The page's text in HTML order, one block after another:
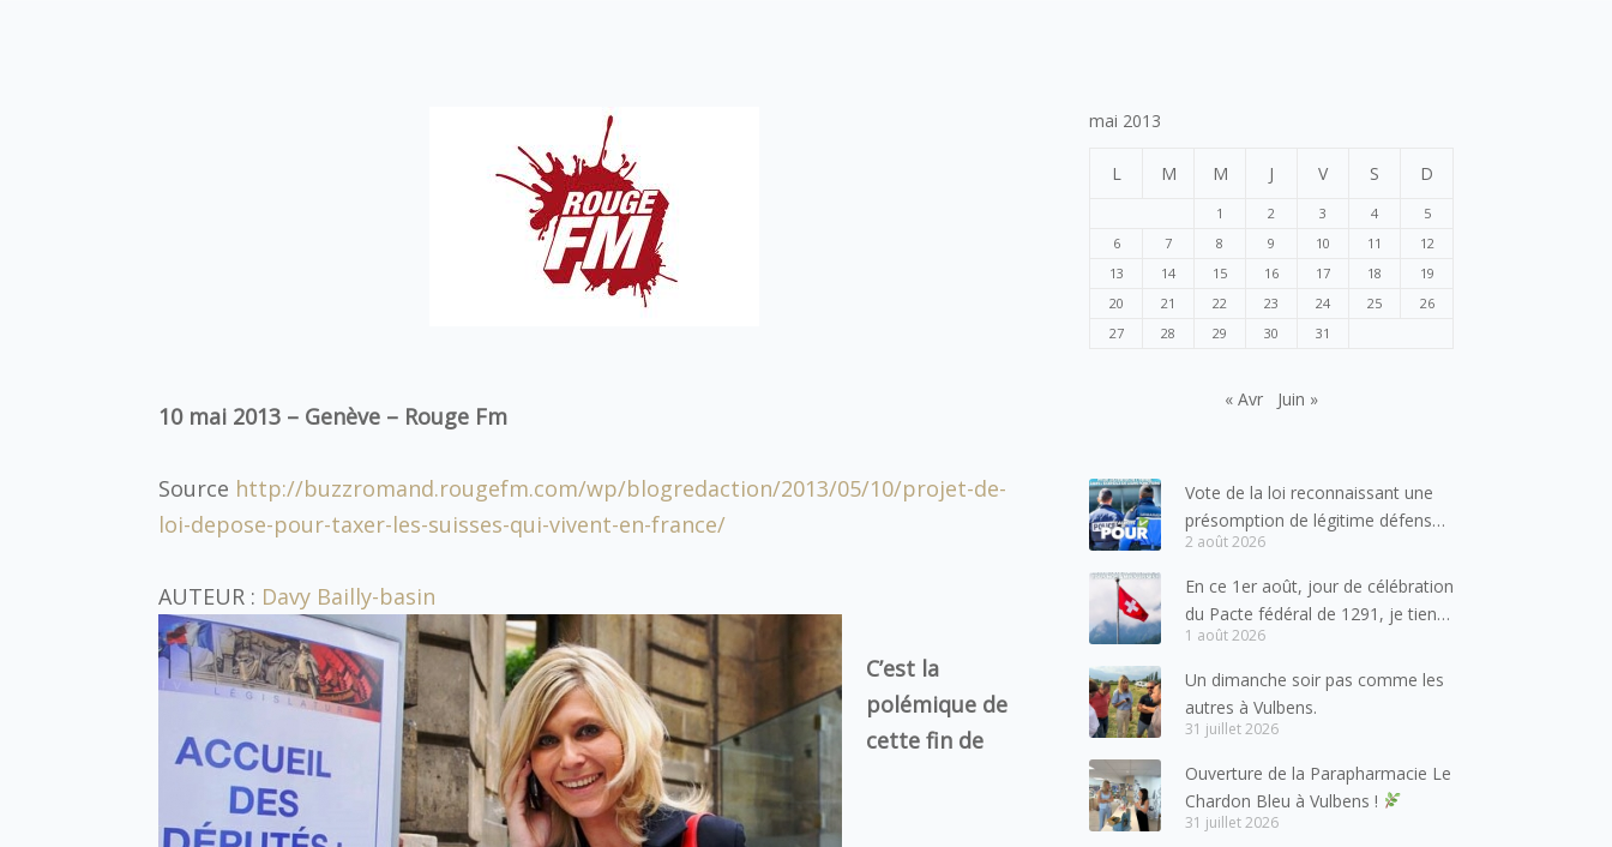
10 mai 2013 – Genève – Rouge Fm
Source http://buzzromand.rougefm.com/wp/blogredaction/2013/05/10/projet-de-
loi-depose-pour-taxer-les-suisses-qui-vivent-en-france/
AUTEUR : Davy Bailly-basin
C’est la
polémique de
cette fin de
mai 2013
L M M J V S D
1 2 3 4
5
6
7 8 9 10 11
12
13
14 15 16 17 18
19
20
21 22 23 24 25
26
27
28 29 30 31
« Avr Juin »
Vote de la loi reconnaissant une
présomption de légitime défense
pour les forces de l’ordre
2 août 2026
En ce 1er août, jour de célébration
du Pacte fédéral de 1291, je tiens
à adresser mes meilleures
salutations à nos voisins et amis
suisses, et plus particulièrement
aux habitants du bassin genevois
lesquels la Haute-Savoie
entretient des liens étroits et
quotidiens.
1 août 2026
Un dimanche soir pas comme les
autres à Vulbens.
31 juillet 2026
Ouverture de la Parapharmacie Le
Chardon Bleu à Vulbens !
31 juillet 2026